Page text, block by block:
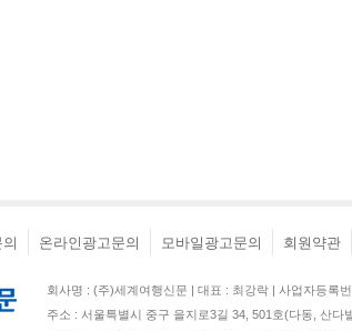
온라인광고문의 모바일광고문의 회원약관
회사명 : (주)세계여행신문 | 대표 : 최강락 | 사업자등록
주소 : 서울특별시 중구 을지로3길 34, 501호(다동, 산